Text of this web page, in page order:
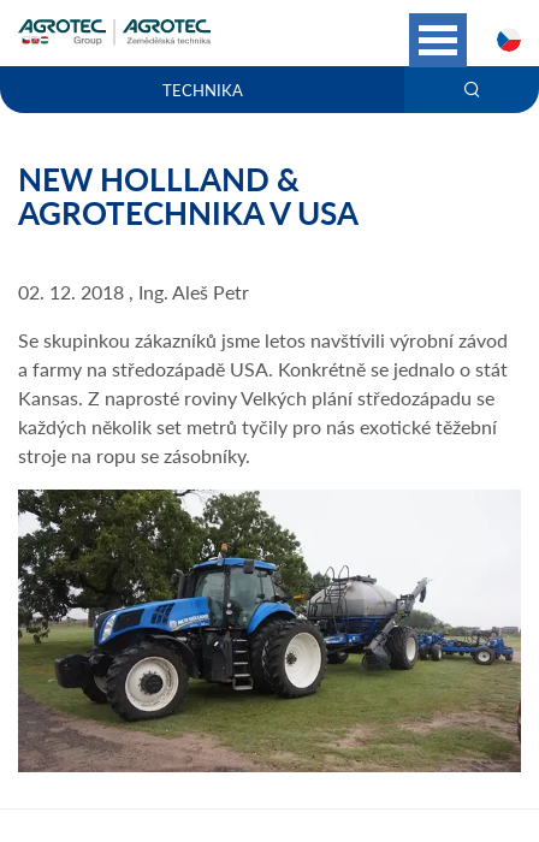
TECHNIKA
NEW HOLLLAND &
AGROTECHNIKA V USA
02. 12. 2018 , Ing. Aleš Petr
Se skupinkou zákazníků jsme letos navštívili výrobní závod
a farmy na středozápadě USA. Konkrétně se jednalo o stát
Kansas. Z naprosté roviny Velkých plání středozápadu se
každých několik set metrů tyčily pro nás exotické těžební
stroje na ropu se zásobníky.